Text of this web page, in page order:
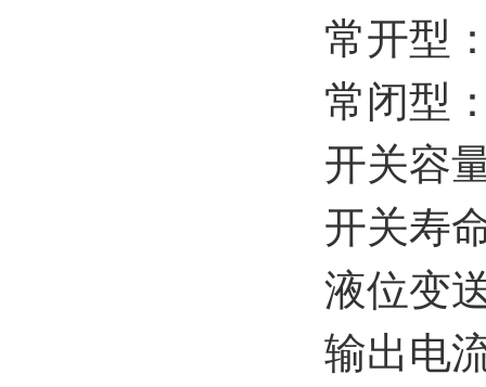
常开型
常闭型
开关容
开关寿
液位变
输出电